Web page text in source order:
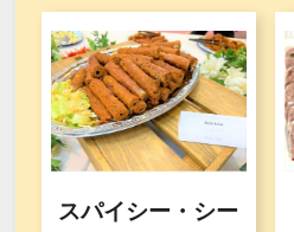
スパイシー・シー